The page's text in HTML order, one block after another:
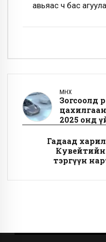
авьяас ч бас
ӨМНӨХ
Зогсоолд
2025 онд
Гадаад
Кувейтийн
тэргүүн